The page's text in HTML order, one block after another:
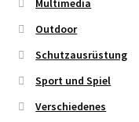
Multimedia
Outdoor
Schutzausrüstung
Sport und Spiel
Verschiedenes